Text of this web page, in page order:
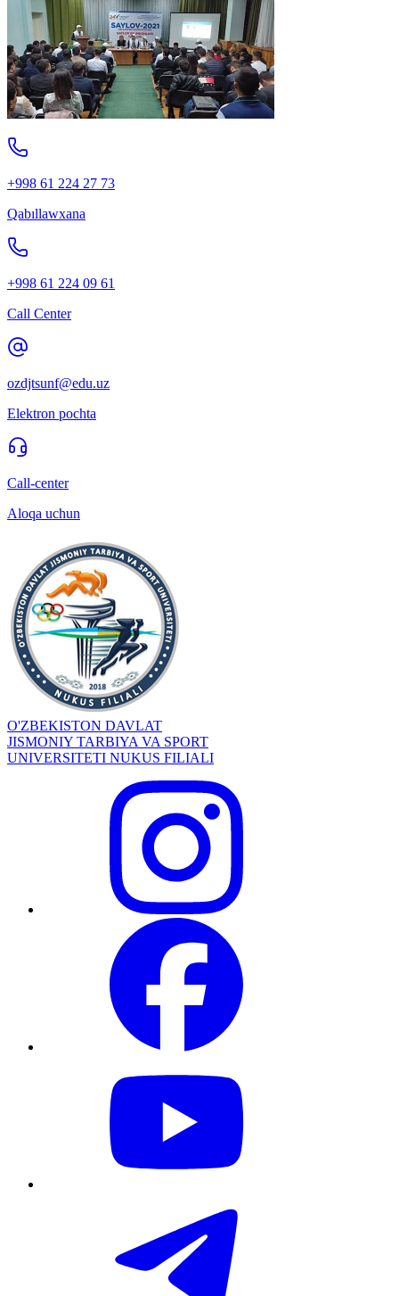
+998 61 224 27 73
Qabıllawxana
+998 61 224 09 61
Call Center
ozdjtsunf@edu.uz
Elektron pochta
Call-center
Aloqa uchun
O'ZBEKISTON DAVLAT
JISMONIY TARBIYA VA SPORT
UNIVERSITETI NUKUS FILIALI